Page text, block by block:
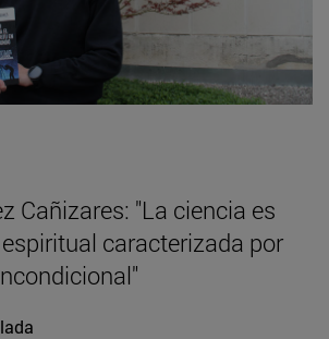
Cañizares: "La ciencia es
caracterizada por